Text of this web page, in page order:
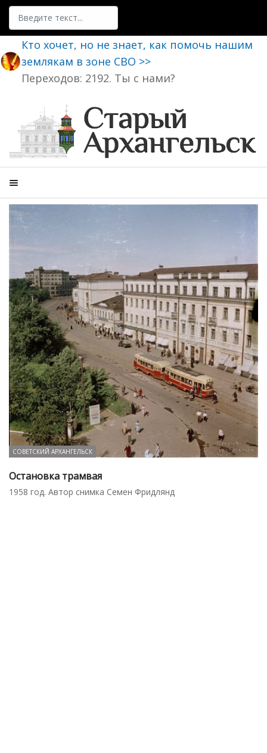
Поиск
Кто хочет, но не знает, как помочь нашим
землякам в зоне СВО >>
Переходов: 2192. Ты с нами?
СОВЕТСКИЙ АРХАНГЕЛЬСК
Остановка трамвая
1958 год. Автор снимка Семен Фридлянд